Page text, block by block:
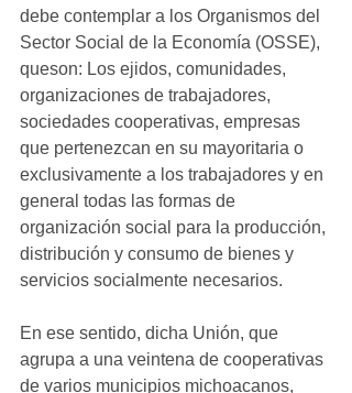
debe contemplar a los Organismos del
Sector Social de la Economía (OSSE),
queson: Los ejidos, comunidades,
organizaciones de trabajadores,
sociedades cooperativas, empresas
que pertenezcan en su mayoritaria o
exclusivamente a los trabajadores y en
general todas las formas de
organización social para la producción,
distribución y consumo de bienes y
servicios socialmente necesarios.
En ese sentido, dicha Unión, que
agrupa a una veintena de cooperativas
de varios municipios michoacanos,